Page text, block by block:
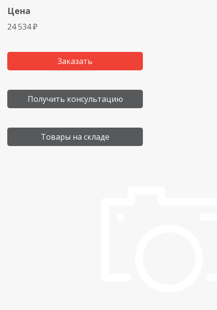
Цена
24 534 ₽
Заказать
Получить консультацию
Товары на складе